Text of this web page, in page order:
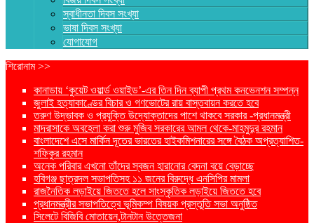
স্বাধীনতা দিবস সংখ্যা
ভাষা দিবস সংখ্যা
যোগাযোগ
শিরোনাম >>
কানাডায় ‘কুয়েট ওয়ার্ল্ড ওয়াইড’-এর তিন দিন ব্যাপী প্রথম কনভেনশন সম্পন্ন
জুলাই হত্যাকাণ্ডের বিচার ও গণভোটের রায় বাস্তবায়ন করতে হবে
তরুণ উদ্ভাবক ও প্রযুক্তি উদ্যোক্তাদের পাশে থাকবে সরকার -প্রধানমন্ত্রী
মাদরাসাকে অবহেলা করা শুরু মুজিব সরকারের আমল থেকে-মাহমুদুর রহমান
বাংলাদেশে এসে মার্কিন দূতের ভারতের হাইকমিশনারের সঙ্গে বৈঠক অপ্রত্যাশিত-
শফিকুর রহমান
অনেক পরিবার এখনো তাঁদের স্বজন হারানোর বেদনা বয়ে বেড়াচ্ছে
হবিগঞ্জ ছাত্রদল সভাপতিসহ ১১ জনের বিরুদ্ধে এনসিপির মামলা
রাজনৈতিক লড়াইয়ে জিততে হলে সাংস্কৃতিক লড়াইয়ে জিততে হবে
প্রধানমন্ত্রীর সভাপতিত্বে ভূমিকম্প বিষয়ক প্রস্তুতি সভা অনুষ্ঠিত
সিলেটে বিজিবি মোতায়েন,টানটান উত্তেজনা